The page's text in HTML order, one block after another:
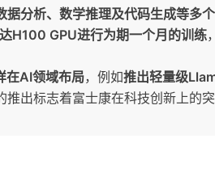
据分析、数学推理及代码生成等多
H100 GPU进行为期一个月的训练，
在AI领域布局，例如推出轻量级
出标志着富士康在科技创新上的突